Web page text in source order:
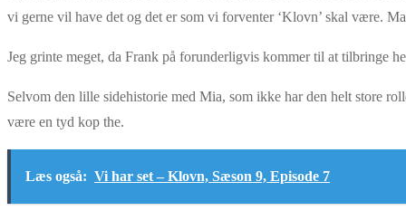
vi gerne vil have det og det er som vi forventer ‘Klovn’ skal være.
Jeg grinte meget, da Frank på forunderligvis kommer til at tilbringe
Selvom den lille sidehistorie med Mia, som ikke har den helt store
være en tyd kop the.
Læs også: Vi har set – Klovn, Sæson 9, Episode 7